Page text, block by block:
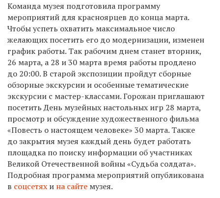
Команда музея подготовила программу
мероприятий для красноярцев до конца марта.
Чтобы успеть охватить максимальное число
желающих посетить его до модернизации, изменен
график работы. Так рабочим днем станет вторник,
26 марта, а 28 и 30 марта время работы продлено
до 20:00. В старой экспозиции пройдут сборные
обзорные экскурсии и особенные тематические
экскурсии с мастер-классами. Горожан приглашают
посетить День музейных настольных игр 28 марта,
просмотр и обсуждение художественного фильма
«Повесть о настоящем человеке» 30 марта. Также
до закрытия музея каждый день будет работать
площадка по поиску информации об участниках
Великой Отечественной войны «Судьба солдата».
Подробная программа мероприятий опубликована
в соцсетях и на сайте музея.